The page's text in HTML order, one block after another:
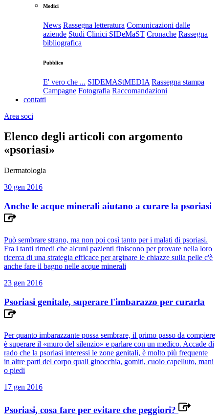
Medici
News Rassegna letteratura Comunicazioni dalle
aziende Studi Clinici SIDeMaST Cronache Rassegna
bibliografica
Pubblico
E' vero che ... SIDEMAStMEDIA Rassegna stampa
Campagne Fotografia Raccomandazioni
contatti
Area soci
Elenco degli articoli con argomento
«psoriasi»
Dermatologia
30 gen 2016
Anche le acque minerali aiutano a curare la psoriasi
Può sembrare strano, ma non poi così tanto per i malati di psoriasi.
Fra i tanti rimedi che alcuni pazienti finiscono per provare nella loro
ricerca di una strategia efficace per arginare le chiazze sulla pelle c'è
anche fare il bagno nelle acque minerali
23 gen 2016
Psoriasi genitale, superare l'imbarazzo per curarla
Per quanto imbarazzante possa sembrare, il primo passo da compiere
è superare il «muro del silenzio» e parlare con un medico. Accade di
rado che la psoriasi interessi le zone genitali, è molto più frequente
in altre parti del corpo quali ginocchia, gomiti, cuoio capelluto, mani
o piedi
17 gen 2016
Psoriasi, cosa fare per evitare che peggiori?